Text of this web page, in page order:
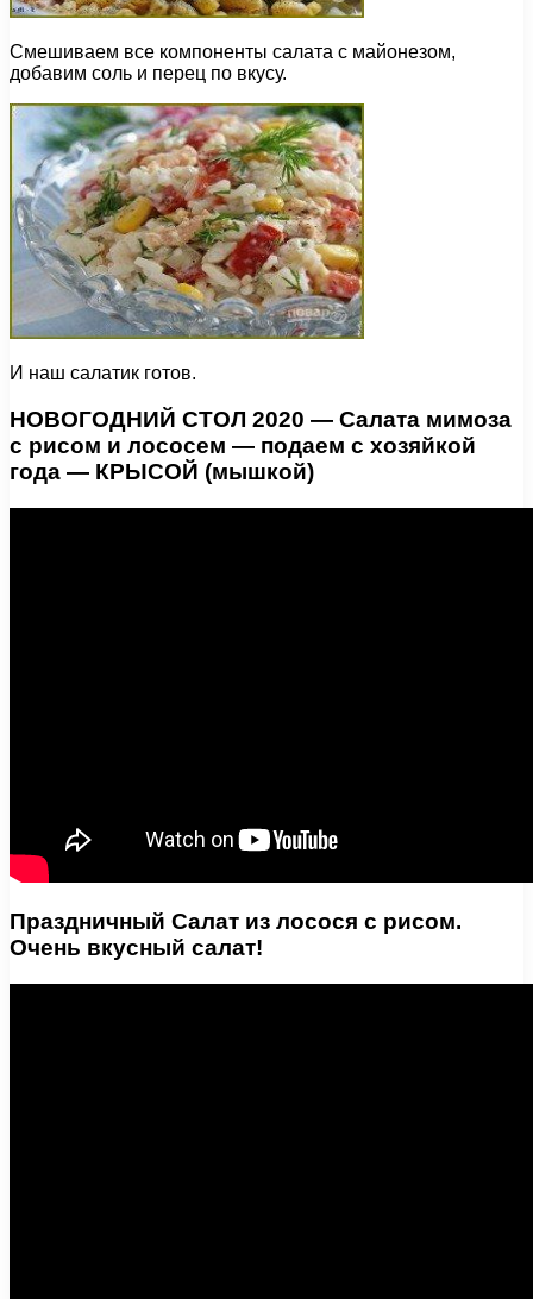
Смешиваем все компоненты салата с майонезом,
добавим соль и перец по вкусу.
И наш салатик готов.
НОВОГОДНИЙ СТОЛ 2020 — Салата мимоза
с рисом и лососем — подаем с хозяйкой
года — КРЫСОЙ (мышкой)
Праздничный Салат из лосося с рисом.
Очень вкусный салат!